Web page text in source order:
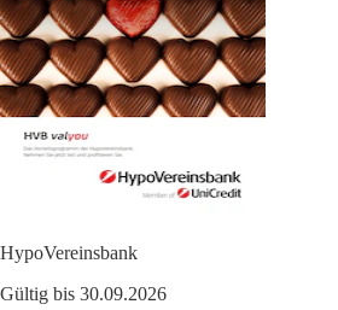
HypoVereinsbank
Gültig bis 30.09.2026